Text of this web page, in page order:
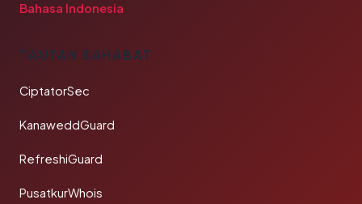
Bahasa Indonesia
TAUTAN SAHABAT
CiptatorSec
KanaweddGuard
RefreshiGuard
PusatkurWhois